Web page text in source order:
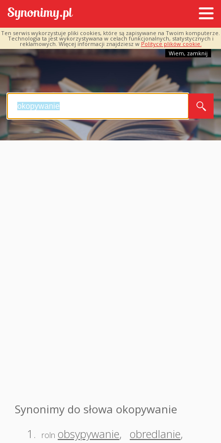
Ten serwis wykorzystuje pliki cookies, które są zapisywane na Twoim komputerze.
Technologia ta jest wykorzystywana w celach funkcjonalnych, statystycznych i
reklamowych. Więcej informacji znajdziesz w Polityce plików cookie.
Wiem, zamknij
Synonimy do słowa okopywanie
1.
roln obsypywanie, obredlanie,